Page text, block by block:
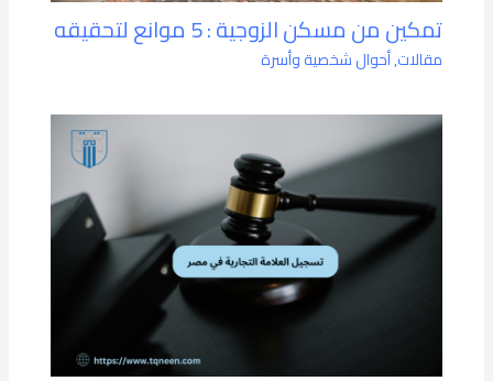
تمكين من مسكن الزوجية : 5 موانع لتحقيقه
مقالات,أحوال شخصية وأسرة